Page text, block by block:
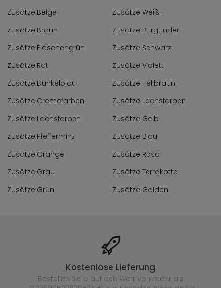
Zusätze Beige
Zusätze Weiß
Zusätze Braun
Zusätze Burgunder
Zusätze Flaschengrün
Zusätze Schwarz
Zusätze Rot
Zusätze Violett
Zusätze Dunkelblau
Zusätze Hellbraun
Zusätze Cremefarben
Zusätze Lachsfarben
Zusätze Lachsfarben
Zusätze Gelb
Zusätze Pfefferminz
Zusätze Blau
Zusätze Orange
Zusätze Rosa
Zusätze Grau
Zusätze Terrakotte
Zusätze Grün
Zusätze Golden
Kostenlose Lieferung
Bestellen Sie o auf den Wert von mehr als